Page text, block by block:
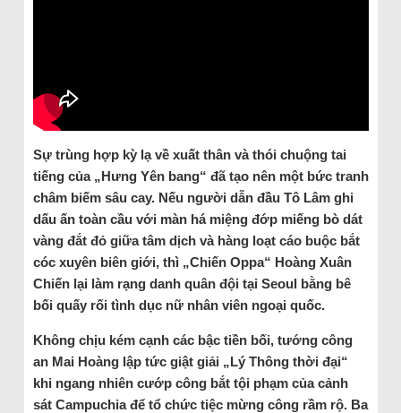
Sự trùng hợp kỳ lạ về xuất thân và thói chuộng tai
tiếng của „Hưng Yên bang“ đã tạo nên một bức tranh
châm biếm sâu cay. Nếu người dẫn đầu Tô Lâm ghi
dấu ấn toàn cầu với màn há miệng đớp miếng bò dát
vàng đắt đỏ giữa tâm dịch và hàng loạt cáo buộc bắt
cóc xuyên biên giới, thì „Chiến Oppa“ Hoàng Xuân
Chiến lại làm rạng danh quân đội tại Seoul bằng bê
bối quấy rối tình dục nữ nhân viên ngoại quốc.
Không chịu kém cạnh các bậc tiền bối, tướng công
an Mai Hoàng lập tức giật giải „Lý Thông thời đại“
khi ngang nhiên cướp công bắt tội phạm của cảnh
sát Campuchia để tổ chức tiệc mừng công rầm rộ. Ba